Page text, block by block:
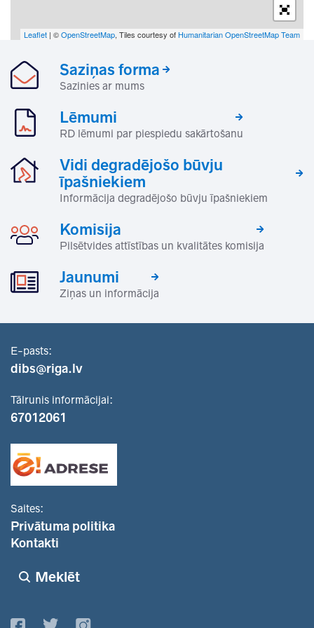
Leaflet | ©OpenStreetMap, Tiles courtesy of Humanitarian OpenStreetMap Team
Saziņas forma
Sazinies ar mums
Lēmumi
RD lēmumi par piespiedu sakārtošanu
Vidi degradējošo būvju
īpašniekiem
Informācija degradējošo būvju īpašniekiem
Komisija
Pilsētvides attīstības un kvalitātes komisija
Jaunumi
Ziņas un informācija
E-pasts:
dibs@riga.lv
Tālrunis informācijai:
67012061
Saites:
Privātuma politika
Kontakti
Meklēt